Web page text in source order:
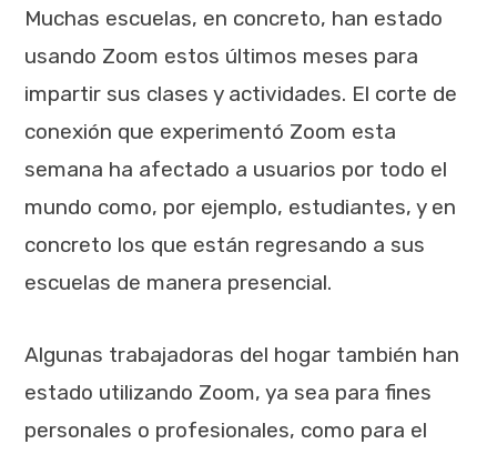
Muchas escuelas, en concreto, han estado
usando Zoom estos últimos meses para
impartir sus clases y actividades. El corte de
conexión que experimentó Zoom esta
semana ha afectado a usuarios por todo el
mundo como, por ejemplo, estudiantes, y en
concreto los que están regresando a sus
escuelas de manera presencial.
Algunas trabajadoras del hogar también han
estado utilizando Zoom, ya sea para fines
personales o profesionales, como para el